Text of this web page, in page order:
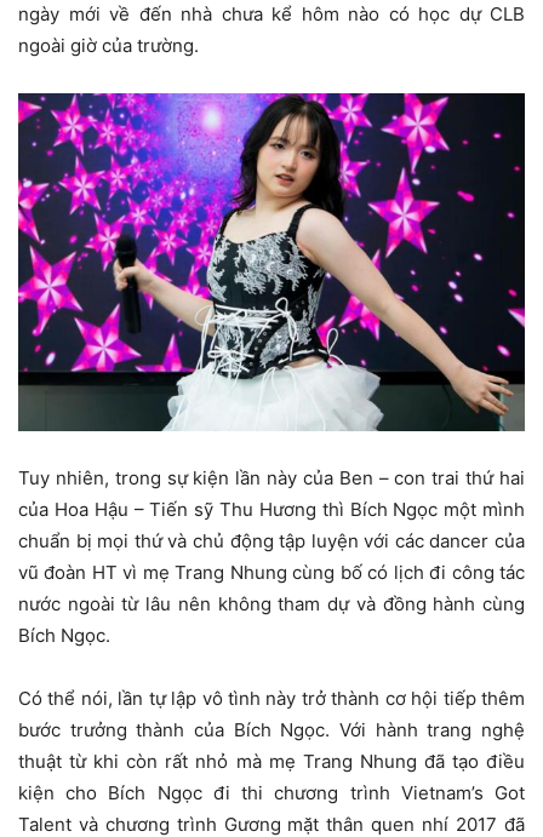
ngày mới về đến nhà chưa kể hôm nào có học dự CLB
ngoài giờ của trường.
Tuy nhiên, trong sự kiện lần này của Ben – con trai thứ hai
của Hoa Hậu – Tiến sỹ Thu Hương thì Bích Ngọc một mình
chuẩn bị mọi thứ và chủ động tập luyện với các dancer của
vũ đoàn HT vì mẹ Trang Nhung cùng bố có lịch đi công tác
nước ngoài từ lâu nên không tham dự và đồng hành cùng
Bích Ngọc.
Có thể nói, lần tự lập vô tình này trở thành cơ hội tiếp thêm
bước trưởng thành của Bích Ngọc. Với hành trang nghệ
thuật từ khi còn rất nhỏ mà mẹ Trang Nhung đã tạo điều
kiện cho Bích Ngọc đi thi chương trình Vietnam’s Got
Talent và chương trình Gương mặt thân quen nhí 2017 đã